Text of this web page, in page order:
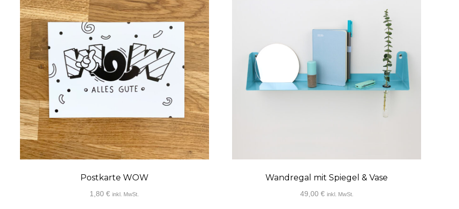
Die
Optionen
können
auf
der
Produktseite
gewählt
werden
Postkarte WOW
1,80€ inkl. MwSt.
Wandregal mit Spiegel & Vase
49,00 € inkl. MwSt.